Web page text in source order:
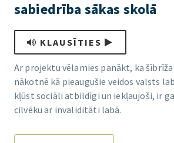
sabiedrība sākas skolā
KLAUSĪTIES
Ar projektu vēlamies panākt, ka šībrīža
nākotnē kā pieaugušie veidos valsts
kļūst sociāli atbildīgi un iekļaujoši, ir
cilvēku ar invaliditāti labā.